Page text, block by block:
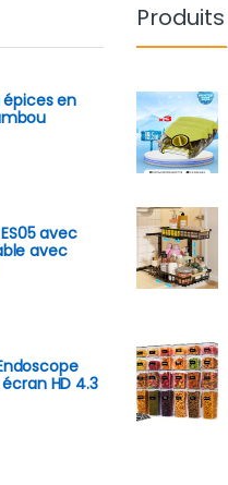
épices en
avec
avec
HD 4.3